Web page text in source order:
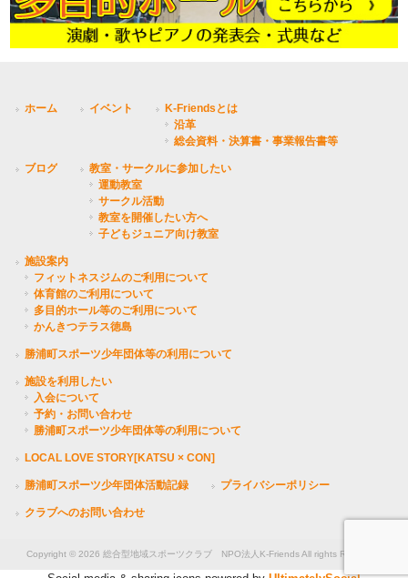
ホーム イベント
K-Friendsとは
沿革
総会資料・決算書・事業報告書等
ブログ
教室・サークルに参加したい
運動教室
サークル活動
教室を開催したい方へ
子どもジュニア向け教室
施設案内
フィットネスジムのご利用について
体育館のご利用について
多目的ホール等のご利用について
かんきつテラス徳島
勝浦町スポーツ少年団体等の利用について
施設を利用したい
入会について
予約・お問い合わせ
勝浦町スポーツ少年団体等の利用について
LOCAL LOVE STORY[KATSU × CON]
勝浦町スポーツ少年団体活動記録 プライバシーポリシー
クラブへのお問い合わせ
Copyright © 2026 総合型地域スポーツクラブ NPO法人K-Friends All rights Reserved.